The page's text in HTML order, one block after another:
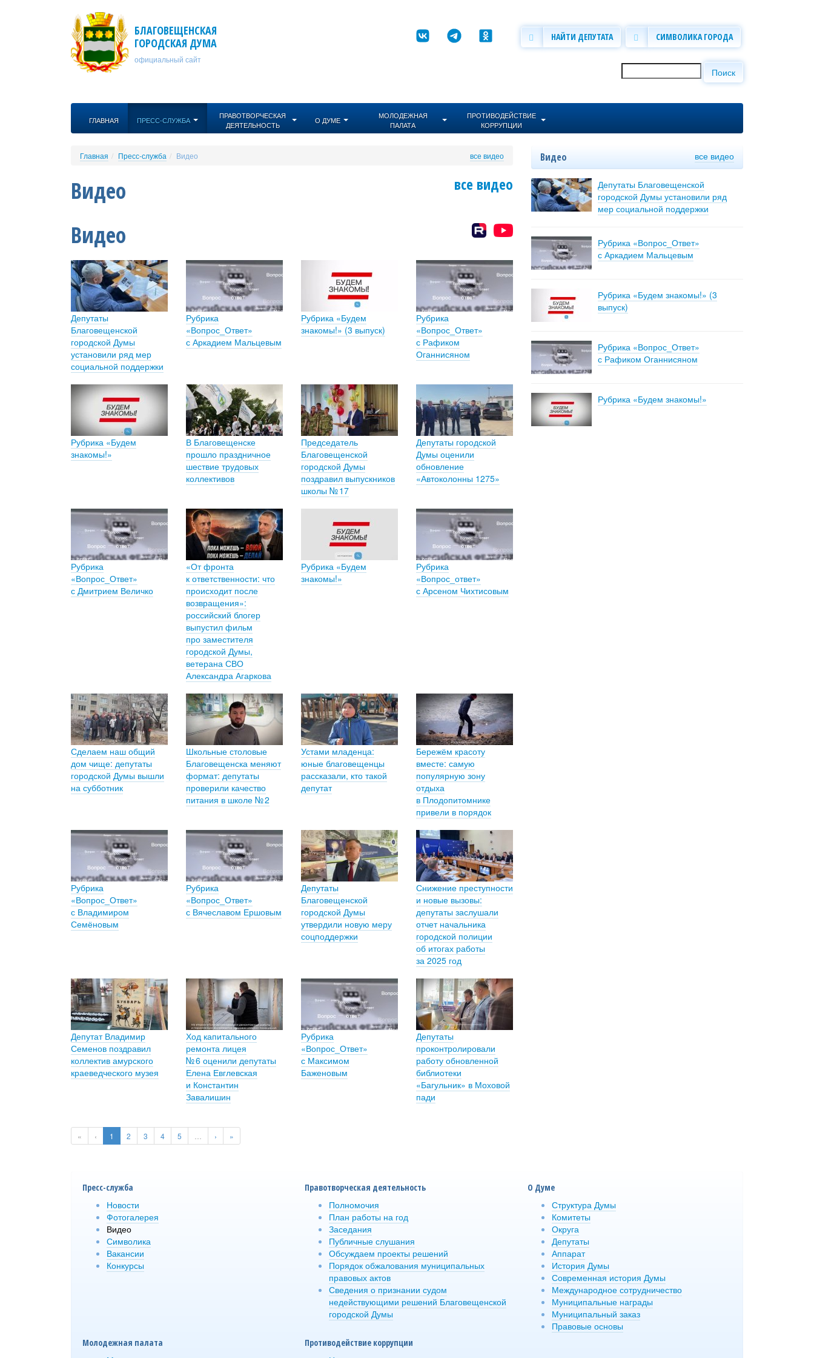
БЛАГОВЕЩЕНСКАЯ
ГОРОДСКАЯ ДУМА
официальный сайт
НАЙТИ ДЕПУТАТА СИМВОЛИКА ГОРОДА
Форма поиска
Поиск
ГЛАВНАЯ ПРЕСС-СЛУЖБА
ПРАВОТВОРЧЕСКАЯ
ДЕЯТЕЛЬНОСТЬ
О ДУМЕ
МОЛОДЕЖНАЯ
ПАЛАТА
ПРОТИВОДЕЙСТВИЕ
КОРРУПЦИИ
Главная Пресс-служба Видео все видео
Видео все видео
Видео
Депутаты
Благовещенской
городской Думы
установили ряд мер
социальной поддержки
Рубрика
«Вопрос_Ответ»
с Аркадием Мальцевым
Рубрика «Будем
знакомы!» (3 выпуск)
Рубрика
«Вопрос_Ответ»
с Рафиком
Оганнисяном
Рубрика «Будем
знакомы!»
В Благовещенске
прошло праздничное
шествие трудовых
коллективов
Председатель
Благовещенской
городской Думы
поздравил выпускников
школы № 17
Депутаты городской
Думы оценили
обновление
«Автоколонны 1275»
Рубрика
«Вопрос_Ответ»
с Дмитрием Величко
«От фронта
к ответственности: что
происходит после
возвращения»:
российский блогер
выпустил фильм
про заместителя
городской Думы,
ветерана СВО
Александра Агаркова
Рубрика «Будем
знакомы!»
Рубрика
«Вопрос_ответ»
с Арсеном Чихтисовым
Сделаем наш общий
дом чище: депутаты
городской Думы вышли
на субботник
Школьные столовые
Благовещенска меняют
формат: депутаты
проверили качество
питания в школе № 2
Устами младенца:
юные благовещенцы
рассказали, кто такой
депутат
Бережём красоту
вместе: самую
популярную зону
отдыха
в Плодопитомнике
привели в порядок
Рубрика
«Вопрос_Ответ»
с Владимиром
Семёновым
Рубрика
«Вопрос_Ответ»
с Вячеславом Ершовым
Депутаты
Благовещенской
городской Думы
утвердили новую меру
соцподдержки
Снижение преступности
и новые вызовы:
депутаты заслушали
отчет начальника
городской полиции
об итогах работы
за 2025 год
Депутат Владимир
Семенов поздравил
коллектив амурского
краеведческого музея
Ход капитального
ремонта лицея
№ 6 оценили депутаты
Елена Евглевская
и Константин
Завалишин
Рубрика
«Вопрос_Ответ»
с Максимом
Баженовым
Депутаты
проконтролировали
работу обновленной
библиотеки
«Багульник» в Моховой
пади
Страницы
« ‹ 1 2 3 4 5 … › »
Видео все видео
Депутаты Благовещенской
городской Думы установили ряд
мер социальной поддержки
Рубрика «Вопрос_Ответ»
с Аркадием Мальцевым
Рубрика «Будем знакомы!» (3
выпуск)
Рубрика «Вопрос_Ответ»
с Рафиком Оганнисяном
Рубрика «Будем знакомы!»
Пресс-служба
Новости
Фотогалерея
Видео
Символика
Вакансии
Конкурсы
Правотворческая деятельность
Полномочия
План работы на год
Заседания
Публичные слушания
Обсуждаем проекты решений
Порядок обжалования муниципальных
правовых актов
Сведения о признании судом
недействующими решений Благовещенской
городской Думы
О Думе
Структура Думы
Комитеты
Округа
Депутаты
Аппарат
История Думы
Современная история Думы
Международное сотрудничество
Муниципальные награды
Муниципальный заказ
Правовые основы
Молодежная палата Противодействие коррупции